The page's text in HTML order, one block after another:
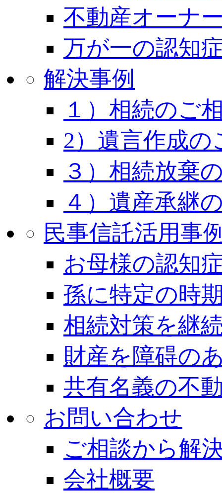
不動産オーナ
万が一の認知
解決事例
１）相続のご
2）遺言作成の
３）相続放棄
４）遺産承継
民事信託活用事
お母様の認知
孫に特定の時
相続対策を継
財産を障碍の
共有名義の不
お問い合わせ
ご相談から解
会社概要